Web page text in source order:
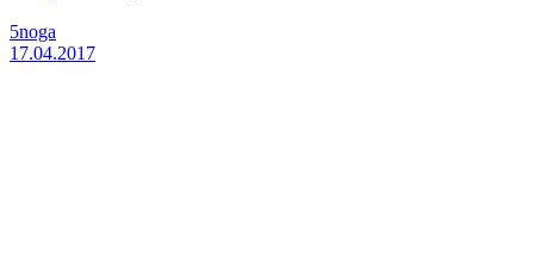
5noga
17.04.2017